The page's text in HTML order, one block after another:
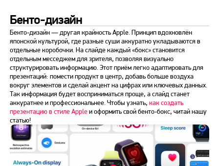
Бенто-дизайн
Бенто-дизайн — другая крайность Apple. Принцип вдохновлён
японской культурой, где разные суши аккуратно укладываются в
отдельные коробочки. На слайде каждый «бокс» становится
отдельным месседжем для зрителя, позволяя визуально
структурировать информацию. Этот приём легко адаптировать для
презентаций: помести продукт в центр, добавь больше воздуха
вокруг элементов и сделай акцент на цифрах или ключевых данных.
Так информация будет восприниматься проще, а слайд станет
аккуратнее и профессиональнее. Чтобы узнать, как создать
презентацию в стиле Appleи оформить свой бенто-бокс, читай нашу
статью!